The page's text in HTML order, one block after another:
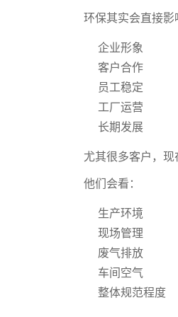
环保其实会直接影
企业形象
客户合作
员工稳定
工厂运营
长期发展
尤其很多客户，
他们会看：
生产环境
现场管理
废气排放
车间空气
整体规范程度